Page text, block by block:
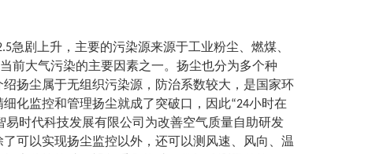
急剧上升，主要的污染源来源于工业粉尘、燃煤、
前大气污染的主要因素之一。扬尘也分为多个种
扬尘属于无组织污染源，防治系数较大，是国家环
化监控和管理扬尘就成了突破口，因此“24小时在
时代科技发展有限公司为改善空气质量自助研发
可以实现扬尘监控以外，还可以测风速、风向、温